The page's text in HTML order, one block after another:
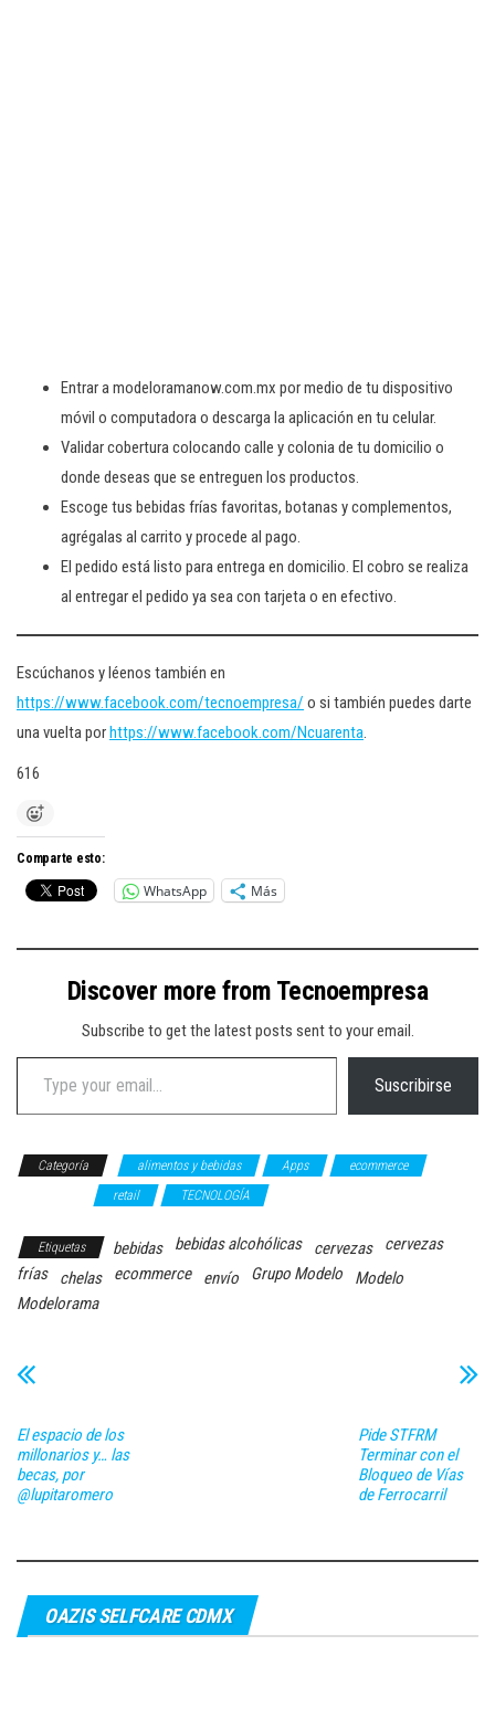
Entrar a modeloramanow.com.mx por medio de tu dispositivo
móvil o computadora o descarga la aplicación en tu celular.
Validar cobertura colocando calle y colonia de tu domicilio o
donde deseas que se entreguen los productos.
Escoge tus bebidas frías favoritas, botanas y complementos,
agrégalas al carrito y procede al pago.
El pedido está listo para entrega en domicilio. El cobro se realiza
al entregar el pedido ya sea con tarjeta o en efectivo.
Escúchanos y léenos también en
https://www.facebook.com/tecnoempresa/ o si también puedes darte
una vuelta porhttps://www.facebook.com/Ncuarenta.
616
Comparte esto:
WhatsApp Más
Discover more from Tecnoempresa
Subscribe to get the latest posts sent to your email.
Type your email…
Suscribirse
Categoría alimentos y bebidas Apps
ecommerce
retail TECNOLOGÍA
Etiquetas bebidas bebidas alcohólicas cervezas
cervezas
frías
chelas ecommerce envío Grupo Modelo
Modelo
Modelorama
El espacio de los
millonarios y… las
becas, por
@lupitaromero
Pide STFRM
Terminar con el
Bloqueo de Vías
de Ferrocarril
OAZIS SELFCARE CDMX